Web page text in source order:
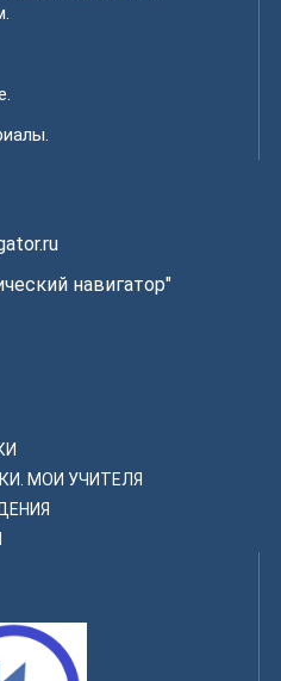
навигатор"
МОИ УЧИТЕЛЯ